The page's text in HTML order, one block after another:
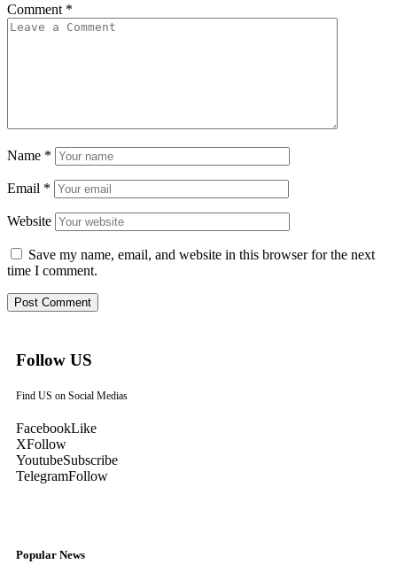
Comment *
Name *
Email *
Website
Save my name, email, and website in this browser for the next
time I comment.
Follow US
Find US on Social Medias
FacebookLike
XFollow
YoutubeSubscribe
TelegramFollow
Popular News